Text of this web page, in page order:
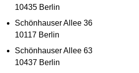
10435 Berlin
Schönhauser Allee 36
10117 Berlin
Schönhauser Allee 63
10437 Berlin